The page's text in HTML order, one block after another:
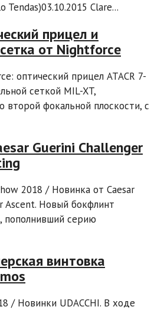
Tendas)03.10.2015 Clare...
прицел и
от Nightforce
оптический прицел ATACR 7-
сеткой MIL-XT,
второй фокальной плоскости, с
Guerini Challenger
2018 / Новинка от Caesar
Ascent. Новый бокфлинт
пополнивший серию
винтовка
/ Новинки UDACCHI. В ходе